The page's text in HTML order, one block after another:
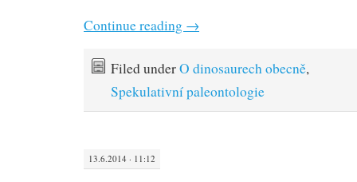
Continue reading →
Filed underO dinosaurech obecně,
Spekulativní paleontologie
13.6.2014 · 11:12